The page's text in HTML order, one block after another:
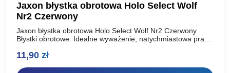
Jaxon błystka obrotowa Holo Select Wolf
Nr2 Czerwony
Jaxon błystka obrotowa Holo Select Wolf Nr2 Czerwony
Błystki obrotowe. Idealne wyważenie, natychmiastowa praca
klasyczny design.Obszerna kolekcja doskonale wyważonych
11,90 zł